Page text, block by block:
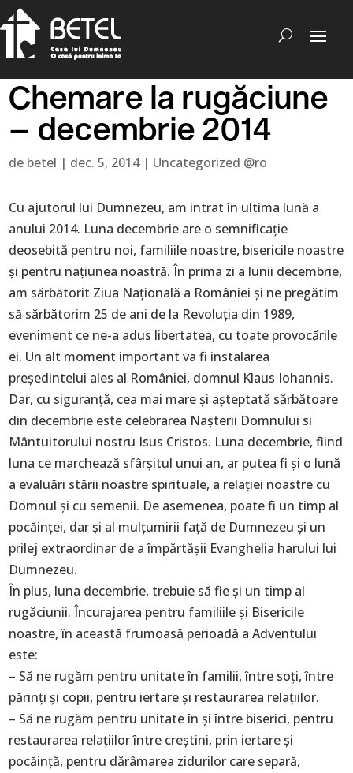
Chemare la rugăciune
– decembrie 2014
de betel | dec. 5, 2014| Uncategorized @ro
Cu ajutorul lui Dumnezeu, am intrat în ultima lună a
anului 2014. Luna decembrie are o semnificație
deosebită pentru noi, familiile noastre, bisericile noastre
și pentru națiunea noastră. În prima zi a lunii decembrie,
am sărbătorit Ziua Națională a României și ne pregătim
să sărbătorim 25 de ani de la Revoluția din 1989,
eveniment ce ne-a adus libertatea, cu toate provocările
ei. Un alt moment important va fi instalarea
președintelui ales al României, domnul Klaus Iohannis.
Dar, cu siguranță, cea mai mare și așteptată sărbătoare
din decembrie este celebrarea Nașterii Domnului si
Mântuitorului nostru Isus Cristos. Luna decembrie, fiind
luna ce marchează sfârșitul unui an, ar putea fi și o lună
a evaluări stării noastre spirituale, a relației noastre cu
Domnul și cu semenii. De asemenea, poate fi un timp al
pocăinței, dar și al mulțumirii față de Dumnezeu și un
prilej extraordinar de a împărtășii Evanghelia harului lui
Dumnezeu.
În plus, luna decembrie, trebuie să fie și un timp al
rugăciunii. Încurajarea pentru familiile și Bisericile
noastre, în această frumoasă perioadă a Adventului
este:
– Să ne rugăm pentru unitate în familii, între soți, între
părinți și copii, pentru iertare și restaurarea relațiilor.
– Să ne rugăm pentru unitate în și între biserici, pentru
restaurarea relațiilor între creștini, prin iertare și
pocăință, pentru dărâmarea zidurilor care separă,